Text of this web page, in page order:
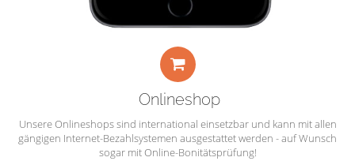
Onlineshop
Unsere Onlineshops sind international einsetzbar und kann mit allen
gängigen Internet-Bezahlsystemen ausgestattet werden - auf Wunsch
sogar mit Online-Bonitätsprüfung!